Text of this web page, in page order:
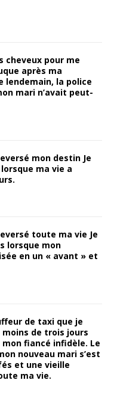
cheveux pour me
après ma
lendemain, la police
mari n’avait peut-
mon destin Je
ma vie a
toute ma vie Je
lorsque mon
en un « avant » et
de taxi que je
de trois jours
fiancé infidèle. Le
nouveau mari s’est
et une vieille
ma vie.